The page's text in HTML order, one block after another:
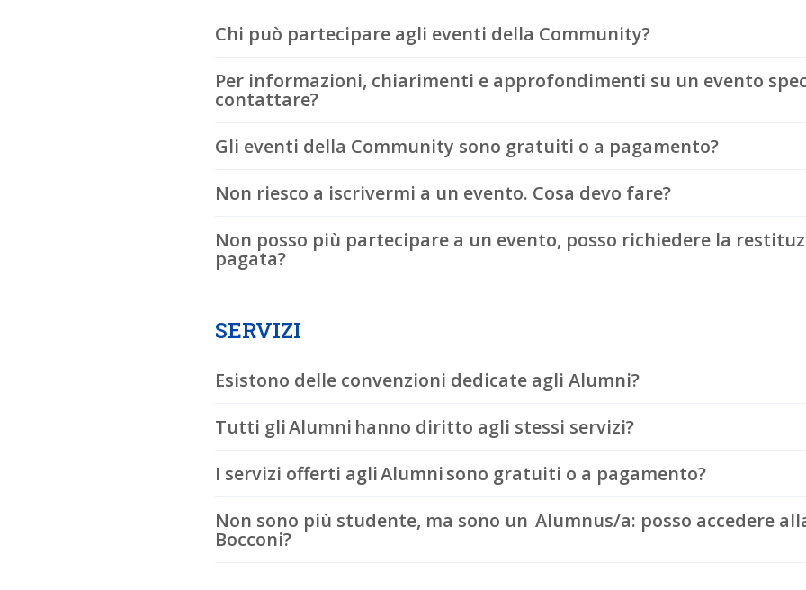
Chi può partecipare agli eventi della Community?
Per informazioni, chiarimenti e approfondimenti su un evento
contattare?
Gli eventi della Community sono gratuiti o a pagamento?
Non riesco a iscrivermi a un evento. Cosa devo fare?
Non posso più partecipare a un evento, posso richiedere la
pagata?
SERVIZI
Esistono delle convenzioni dedicate agli Alumni?
Tutti gli Alumni hanno diritto agli stessi servizi?
I servizi offerti agli Alumni sono gratuiti o a pagamento?
Non sono più studente, ma sono un Alumnus/a: posso accedere
Bocconi?